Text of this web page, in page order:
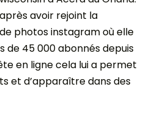
avoir rejoint la
photos instagram où elle
45 000 abonnés depuis
en ligne cela lui a permet
et d’apparaître dans des